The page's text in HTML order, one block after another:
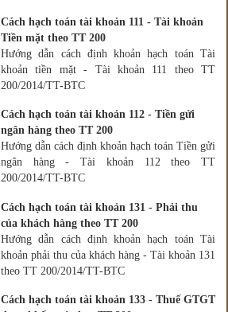
Cách hạch toán tài khoản 111 - Tài khoản
Tiền mặt theo TT 200
Hướng dẫn cách định khoản hạch toán Tài
khoản tiền mặt - Tài khoản 111 theo TT
200/2014/TT-BTC
Cách hạch toán tài khoản 112 - Tiền gửi
ngân hàng theo TT 200
Hướng dẫn cách định khoản hạch toán Tiền gửi
ngân hàng - Tài khoản 112 theo TT
200/2014/TT-BTC
Cách hạch toán tài khoản 131 - Phải thu
của khách hàng theo TT 200
Hướng dẫn cách định khoản hạch toán Tài
khoản phải thu của khách hàng - Tài khoản 131
theo TT 200/2014/TT-BTC
Cách hạch toán tài khoản 133 - Thuế GTGT